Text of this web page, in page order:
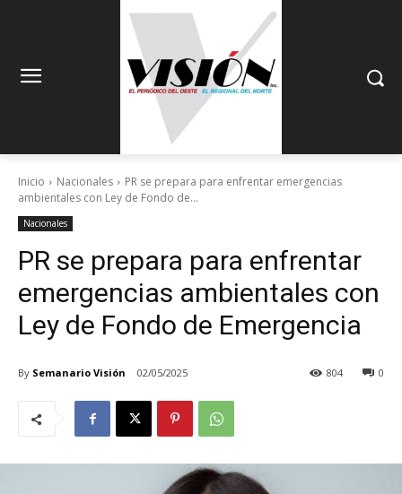
Inicio Nacionales
PR se prepara para enfrentar emergencias
ambientales con Ley de Fondo de...
Nacionales
PR se prepara para enfrentar
emergencias ambientales con
Ley de Fondo de Emergencia
By Semanario Visión 02/05/2025 0
804